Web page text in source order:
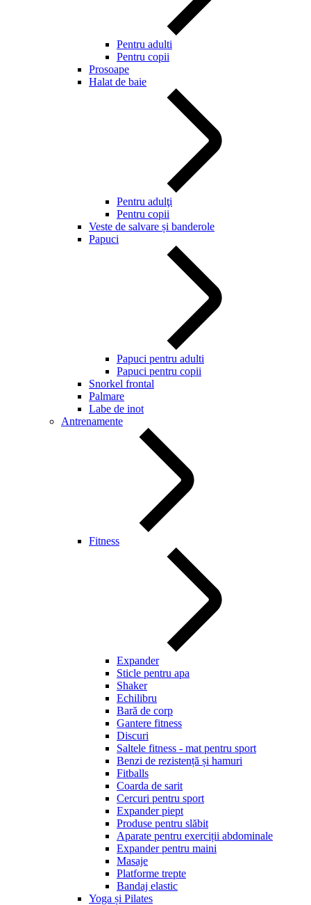
Pentru adulti
Pentru copii
Prosoape
Halat de baie
Pentru adulţi
Pentru copii
Veste de salvare și banderole
Papuci
Papuci pentru adulti
Papuci pentru copii
Snorkel frontal
Palmare
Labe de inot
Antrenamente
Fitness
Expander
Sticle pentru apa
Shaker
Echilibru
Bară de corp
Gantere fitness
Discuri
Saltele fitness - mat pentru sport
Benzi de rezistență și hamuri
Fitballs
Coarda de sarit
Cercuri pentru sport
Expander piept
Produse pentru slăbit
Aparate pentru exerciții abdominale
Expander pentru maini
Masaje
Platforme trepte
Bandaj elastic
Yoga și Pilates